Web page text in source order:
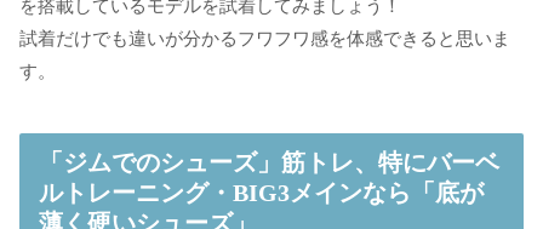
を搭載しているモデルを試着してみましょう！
試着だけでも違いが分かるフワフワ感を体感できると思いま
す。
「ジムでのシューズ」筋トレ、特にバーベ
ルトレーニング・BIG3メインなら「底が
薄く硬いシューズ」